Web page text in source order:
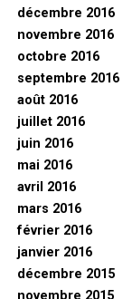
décembre 2016
novembre 2016
octobre 2016
septembre 2016
août 2016
juillet 2016
juin 2016
mai 2016
avril 2016
mars 2016
février 2016
janvier 2016
décembre 2015
novembre 2015